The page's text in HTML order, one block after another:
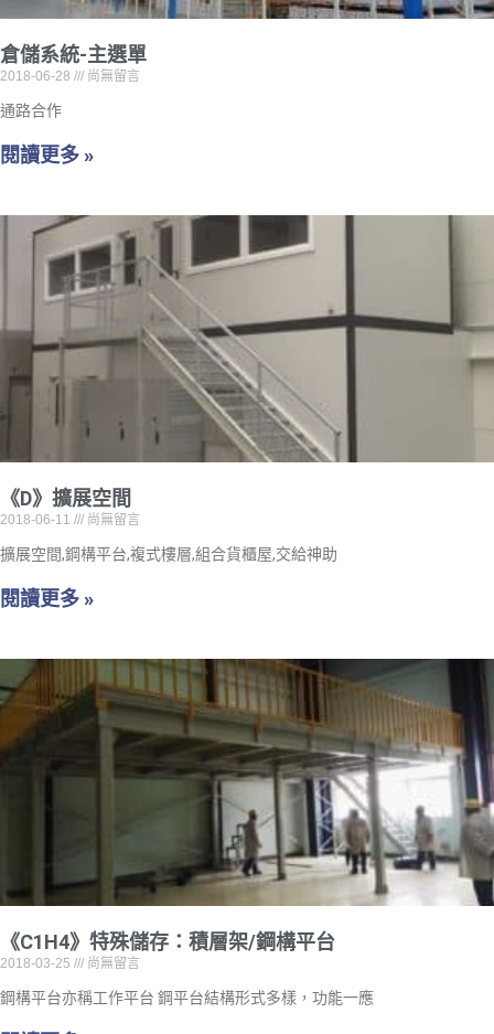
倉儲系統-主選單
2018-06-28 尚無留言
通路合作
閱讀更多 »
《D》擴展空間
2018-06-11 尚無留言
擴展空間,鋼構平台,複式樓層,組合貨櫃屋,交給神助
閱讀更多 »
《C1H4》特殊儲存：積層架/鋼構平台
2018-03-25 尚無留言
鋼構平台亦稱工作平台 鋼平台結構形式多樣，功能一應